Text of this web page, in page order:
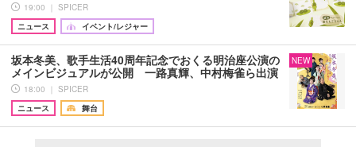
19:00 ｜ SPICER
ニュース
イベント/レジャー
坂本冬美、歌手生活40周年記念でおくる明治座公演の
メインビジュアルが公開 一路真輝、中村梅雀ら出演
18:00 ｜ SPICER
ニュース
舞台
NEW